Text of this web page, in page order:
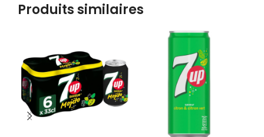
Produits similaires